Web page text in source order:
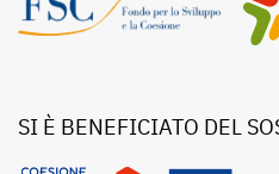
SI È BENEFICIATO DEL